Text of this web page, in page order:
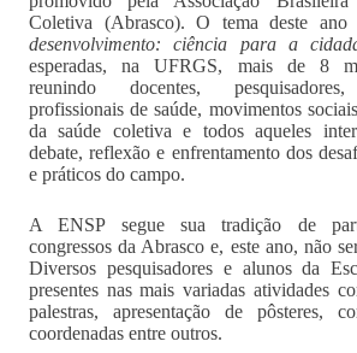
Coletiva (Abrasco). O tema deste ano
desenvolvimento: ciência para a
esperadas, na UFRGS, mais de 8
reunindo docentes,
profissionais de saúde, movimentos
da saúde coletiva e todos aqueles
debate, reflexão e enfrentamento dos
e práticos do campo.
A ENSP segue sua tradição de
congressos da Abrasco e, este ano, não
Diversos pesquisadores e alunos da
presentes nas mais variadas atividades
palestras, apresentação de pôsteres,
coordenadas entre outros.